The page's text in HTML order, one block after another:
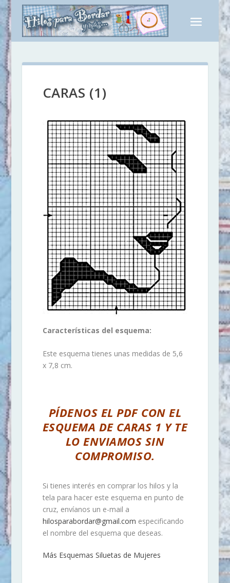
CARAS (1)
Características del esquema:
Este esquema tienes unas medidas de 5,6
x 7,8 cm.
PÍDENOS EL PDF CON EL
ESQUEMA DE CARAS 1 Y TE
LO ENVIAMOS SIN
COMPROMISO.
Si tienes interés en comprar los hilos y la
tela para hacer este esquema en punto de
cruz, envíanos un e-mail a
hilosparabordar@gmail.com especificando
el nombre del esquema que deseas.
Más Esquemas Siluetas de Mujeres